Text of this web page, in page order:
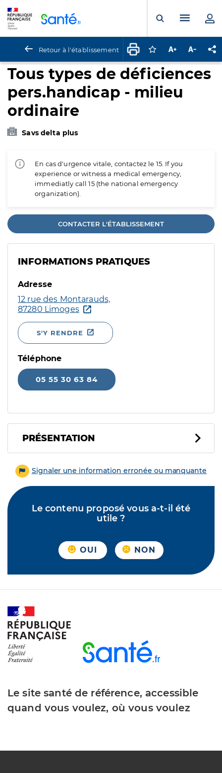
Ouvrir laMenu
Retour à l'établissement Connectez-vous
Augmenter la
Tous types de déficiences
pers.handicap - milieu
ordinaire
Savs delta plus
En cas d'urgence vitale, contactez le 15. If you
experience or witness a medical emergency,
immediatly call 15 (the national emergency
organization).
CONTACTER L'ÉTABLISSEMENT
INFORMATIONS PRATIQUES
Adresse
12 rue des Montarauds,
87280 Limoges
S'Y RENDRE
Téléphone
05 55 30 63 84
PRÉSENTATION
Signaler une information erronée ou manquante
Le contenu proposé vous a-t-il été
utile ?
OUI NON
Le site santé de référence, accessible
quand vous voulez, où vous voulez